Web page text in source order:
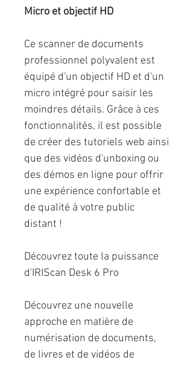
Micro et objectif HD
Ce scanner de documents
professionnel polyvalent est
équipé d'un objectif HD et d'un
micro intégré pour saisir les
moindres détails. Grâce à ces
fonctionnalités, il est possible
de créer des tutoriels web ainsi
que des vidéos d'unboxing ou
des démos en ligne pour offrir
une expérience confortable et
de qualité à votre public
distant !
Découvrez toute la puissance
d'IRIScan Desk 6 Pro
Découvrez une nouvelle
approche en matière de
numérisation de documents,
de livres et de vidéos de